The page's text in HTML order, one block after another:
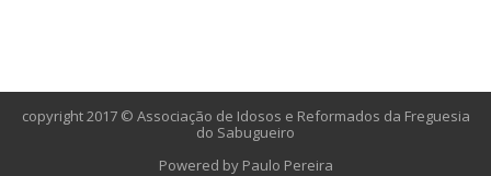
copyright 2017 © Associação de Idosos e Reformados da Freguesia
do Sabugueiro
Powered by Paulo Pereira